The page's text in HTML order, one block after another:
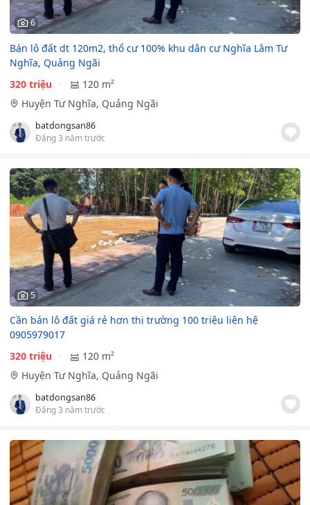
6
Bán lô đất dt 120m2, thổ cư 100% khu dân cư Nghĩa Lâm Tư
Nghĩa, Quảng Ngãi
320 triệu
120 m²
Huyện Tư Nghĩa, Quảng Ngãi
batdongsan86
Đăng 3 năm trước
5
Cần bán lô đất giá rẻ hơn thị trường 100 triệu liên hệ
0905979017
320 triệu
120 m²
Huyện Tư Nghĩa, Quảng Ngãi
batdongsan86
Đăng 3 năm trước